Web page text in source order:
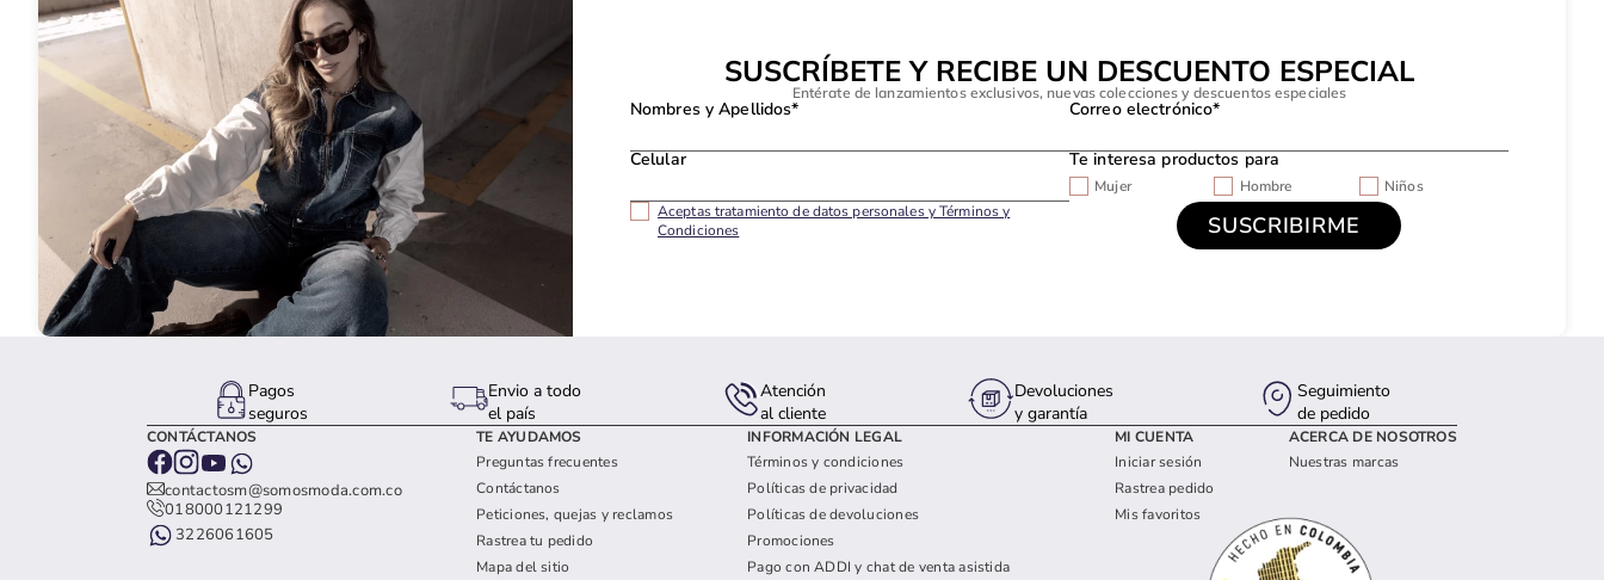
SUSCRÍBETE Y RECIBE UN DESCUENTO ESPECIAL
Entérate de lanzamientos exclusivos, nuevas colecciones y descuentos especiales
Nombres y Apellidos* Correo electrónico*
Celular Te interesa productos para
Mujer Hombre
Niños
Aceptas tratamiento de datos personales y Términos y
Condiciones
Pagos
seguros
Envio a todo
el país
Atención
al cliente
Devoluciones
y garantía
Seguimiento
de pedido
CONTÁCTANOS
contactosm@somosmoda.com.co
018000121299
3226061605
TE AYUDAMOS
Preguntas frecuentes
Contáctanos
Peticiones, quejas y reclamos
Rastrea tu pedido
Mapa del sitio
INFORMACIÓN LEGAL
Términos y condiciones
Políticas de privacidad
Políticas de devoluciones
Promociones
Pago con ADDI y chat de venta asistida
MI CUENTA
Iniciar sesión
Rastrea pedido
Mis favoritos
ACERCA DE NOSOTROS
Nuestras marcas